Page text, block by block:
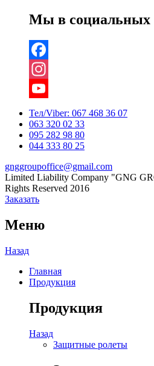
Мы в социальных
Facebook
Instagram
YouTube
Channel
Тел/Viber: 067 468 36 07
063 320 02 33
095 282 98 80
044 333 80 25
gnggroupoffice@gmail.com
Limited Liability Company "GNG
Rights Reserved 2016
Заказать
Меню
Назад
Главная
Продукция
Продукция
Назад
Защитные ролеты